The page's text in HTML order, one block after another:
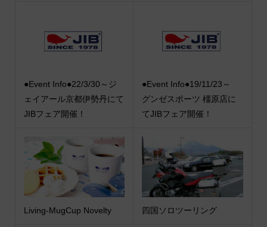
●Event Info●22/3/30～ジ
ェイアール京都伊勢丹にて
JIBフェア開催！
●Event Info●19/11/23～
グンゼスポーツ 橿原店に
てJIBフェア開催！
Living-MugCup Novelty 四国ソロツーリング